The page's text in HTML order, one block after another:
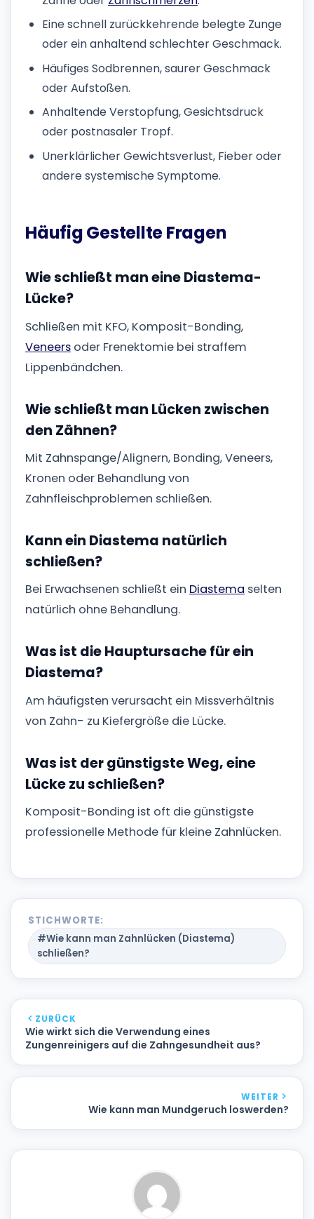
Eine schnell zurückkehrende belegte Zunge
oder ein anhaltend schlechter Geschmack.
Häufiges Sodbrennen, saurer Geschmack
oder Aufstoßen.
Anhaltende Verstopfung, Gesichtsdruck
oder postnasaler Tropf.
Unerklärlicher Gewichtsverlust, Fieber oder
andere systemische Symptome.
Häufig Gestellte Fragen
Wie schließt man eine Diastema-
Lücke?
Schließen mit KFO, Komposit-Bonding,
Veneers oder Frenektomie bei straffem
Lippenbändchen.
Wie schließt man Lücken zwischen
den Zähnen?
Mit Zahnspange/Alignern, Bonding, Veneers,
Kronen oder Behandlung von
Zahnfleischproblemen schließen.
Kann ein Diastema natürlich
schließen?
Bei Erwachsenen schließt ein Diastema selten
natürlich ohne Behandlung.
Was ist die Hauptursache für ein
Diastema?
Am häufigsten verursacht ein Missverhältnis
von Zahn- zu Kiefergröße die Lücke.
Was ist der günstigste Weg, eine
Lücke zu schließen?
Komposit-Bonding ist oft die günstigste
professionelle Methode für kleine Zahnlücken.
STICHWORTE:
#Wie kann man Zahnlücken (Diastema)
schließen?
ZURÜCK
Wie wirkt sich die Verwendung eines
Zungenreinigers auf die Zahngesundheit aus?
WEITER
Wie kann man Mundgeruch loswerden?